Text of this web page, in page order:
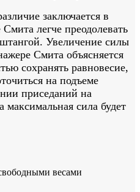
заключается в
легче преодолевать
Увеличение силы
Смита объясняется
сохранять равновесие,
на подъеме
приседаний на
сила будет